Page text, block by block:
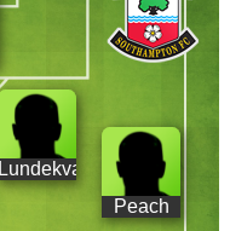
Lundekvam
Peach